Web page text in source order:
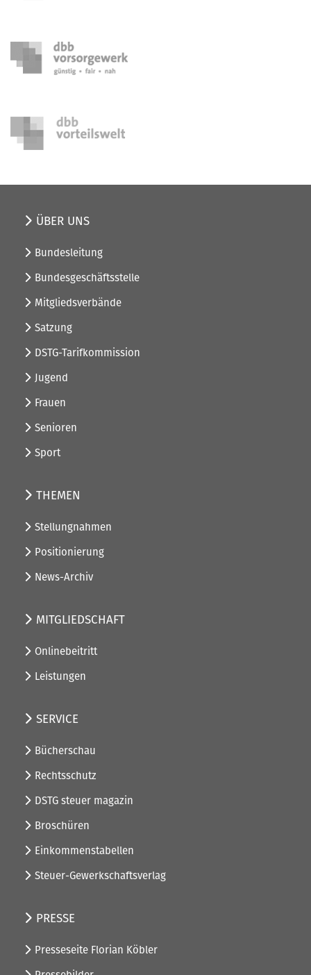
ÜBER UNS
Bundesleitung
Bundesgeschäftsstelle
Mitgliedsverbände
Satzung
DSTG-Tarifkommission
Jugend
Frauen
Senioren
Sport
THEMEN
Stellungnahmen
Positionierung
News-Archiv
MITGLIEDSCHAFT
Onlinebeitritt
Leistungen
SERVICE
Bücherschau
Rechtsschutz
DSTG steuer magazin
Broschüren
Einkommenstabellen
Steuer-Gewerkschaftsverlag
PRESSE
Presseseite Florian Köbler